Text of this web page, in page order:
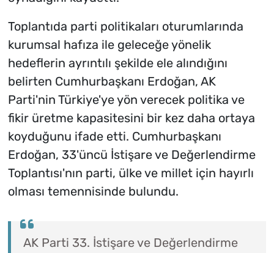
Toplantıda parti politikaları oturumlarında
kurumsal hafıza ile geleceğe yönelik
hedeflerin ayrıntılı şekilde ele alındığını
belirten Cumhurbaşkanı Erdoğan, AK
Parti'nin Türkiye'ye yön verecek politika ve
fikir üretme kapasitesini bir kez daha ortaya
koyduğunu ifade etti. Cumhurbaşkanı
Erdoğan, 33'üncü İstişare ve Değerlendirme
Toplantısı'nın parti, ülke ve millet için hayırlı
olması temennisinde bulundu.
AK Parti 33. İstişare ve Değerlendirme